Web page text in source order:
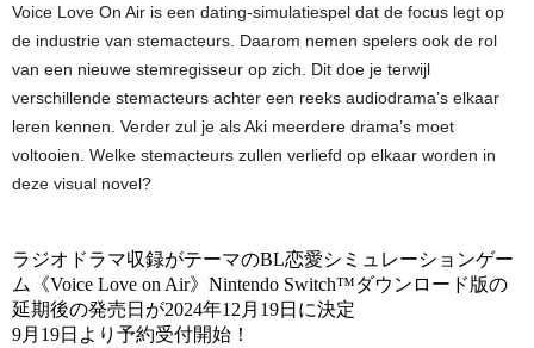
Voice Love On Air is een dating-simulatiespel dat de focus legt op
de industrie van stemacteurs. Daarom nemen spelers ook de rol
van een nieuwe stemregisseur op zich. Dit doe je terwijl
verschillende stemacteurs achter een reeks audiodrama’s elkaar
leren kennen. Verder zul je als Aki meerdere drama’s moet
voltooien. Welke stemacteurs zullen verliefd op elkaar worden in
deze visual novel?
ラジオドラマ収録がテーマのBL恋愛シミュレーションゲー
ム《Voice Love on Air》Nintendo Switch™ダウンロード版の
延期後の発売日が2024年12月19日に決定
9月19日より予約受付開始！